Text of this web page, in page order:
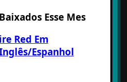
Esse Mes
Red Em
Espanhol